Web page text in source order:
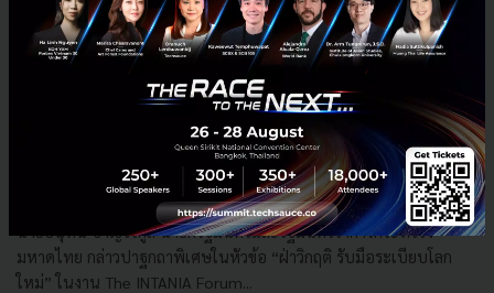
3 เรื่องที่ประเทศไทยต้อง Focus สร้างคน–นวัตกรรม–ปฏิรูป
ระบบราชการ เพื่อยกระดับขีดความสามารถประเทศ
นายอนุทิน ชาญวีรกูล นายกรัฐมนตรีและรัฐมนตรีว่าการกระทรวง
มหาดไทย กล่าวปาฐกถาพิเศษในหัวข้อ “ฝ่าวิกฤติ รับมือระเบียบโลก
ใหม่” ในงาน The INTANIA Forum...